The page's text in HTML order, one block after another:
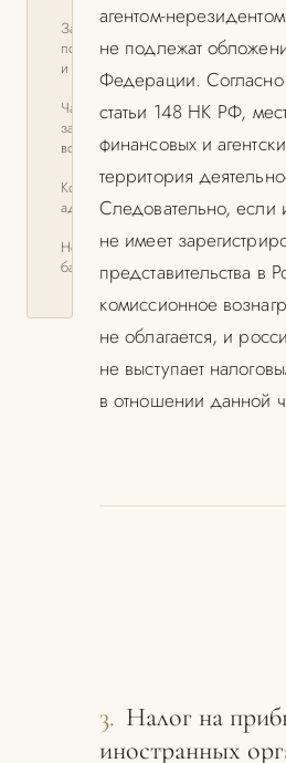
Заключительные
положения
и рекомендации
Часто
задаваемые
вопросы
Контакты
адвоката
Нормативная
база
агентом-
не подлежат
Федерации. Согласно
статьи 148 НК РФ,
финансовых и
территория
Следовательно, если
не имеет
представительства в
комиссионное
не облагается, и
не выступает
в отношении данной
3. Налог на
иностранных